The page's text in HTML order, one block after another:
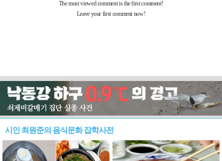
시인 최원준의 음식문화 잡학사전